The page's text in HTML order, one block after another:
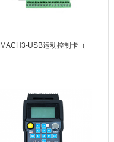
MACH3-USB运动控制卡（